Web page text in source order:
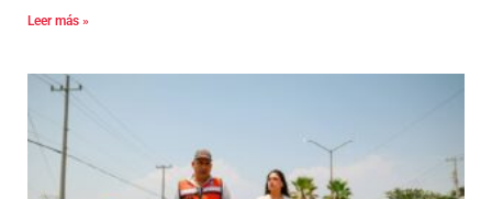
Leer más »